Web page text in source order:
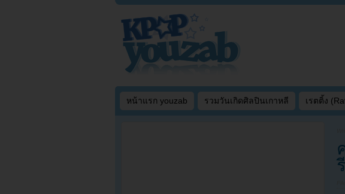
หน้าแรก youzab รวมวันเกิดศิลปินเกาหลี เรตติ้ง